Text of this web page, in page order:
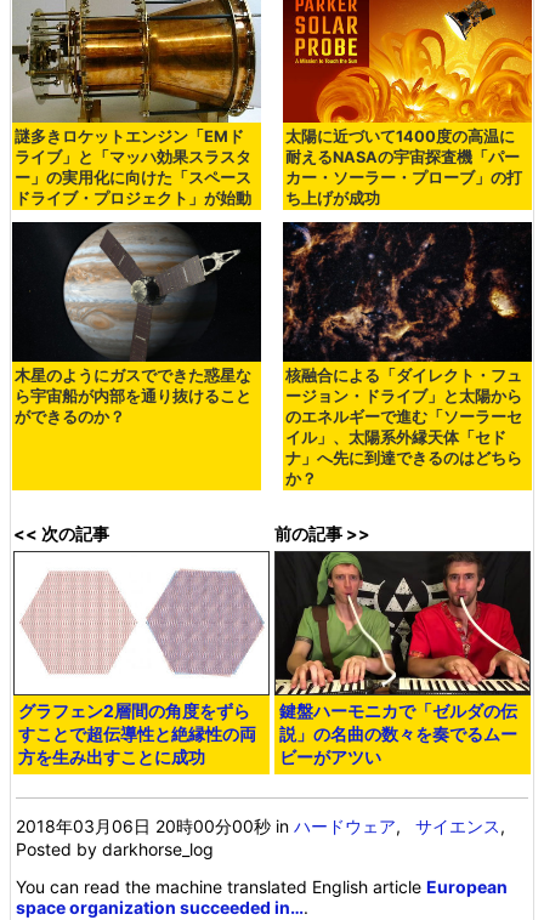
謎多きロケットエンジン「EMド
ライブ」と「マッハ効果スラスタ
ー」の実用化に向けた「スペース
ドライブ・プロジェクト」が始動
太陽に近づいて1400度の高温に
耐えるNASAの宇宙探査機「パー
カー・ソーラー・プローブ」の打
ち上げが成功
木星のようにガスでできた惑星な
ら宇宙船が内部を通り抜けること
ができるのか？
核融合による「ダイレクト・フュ
ージョン・ドライブ」と太陽から
のエネルギーで進む「ソーラーセ
イル」、太陽系外縁天体「セド
ナ」へ先に到達できるのはどちら
か？
<< 次の記事
グラフェン2層間の角度をずら
すことで超伝導性と絶縁性の両
方を生み出すことに成功
前の記事 >>
鍵盤ハーモニカで「ゼルダの伝
説」の名曲の数々を奏でるムー
ビーがアツい
2018年03月06日 20時00分00秒 inハードウェア,サイエンス,
Posted by darkhorse_log
You can read the machine translated English articleEuropean
space organization succeeded in….